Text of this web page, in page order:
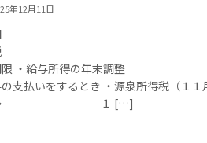
年12月11日
限 ・給与所得の年末
支払いをするとき ・源泉所得税（１
１ […]